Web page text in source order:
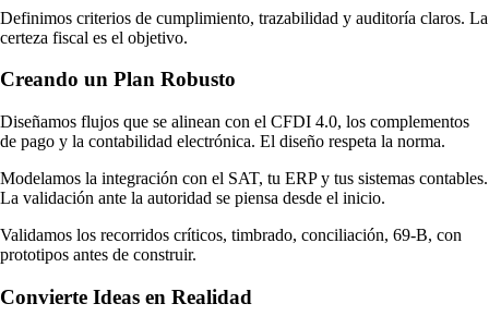
Automatizar el proceso elimina la captura manual y aplica las reglas
del SAT de forma consistente, cada vez. La máquina no se distrae a fin
consistencia es, en la práctica, la mejor póliza contra las multas, porque
esfuerzo heroico. Y conviene dimensionar el costo real del error: una
rehaciendo la operación, la incomodidad con el cliente y el riesgo de
Definimos criterios de cumplimiento, trazabilidad y auditoría claros. La
certeza fiscal es el objetivo.
Creando un Plan Robusto
Diseñamos flujos que se alinean con el CFDI 4.0, los complementos
de pago y la contabilidad electrónica. El diseño respeta la norma.
Modelamos la integración con el SAT, tu ERP y tus sistemas contables.
La validación ante la autoridad se piensa desde el inicio.
Validamos los recorridos críticos, timbrado, conciliación, 69-B, con
prototipos antes de construir.
Convierte Ideas en Realidad